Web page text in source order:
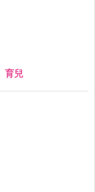
育兒